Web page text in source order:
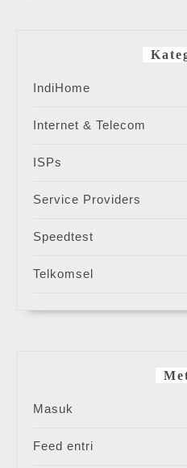
IndiHome
Internet & Telecom
ISPs
Service Providers
Speedtest
Telkomsel
Masuk
Feed entri